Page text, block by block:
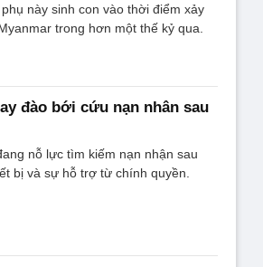
này sinh con vào thời điểm xảy
trong hơn một thế kỷ qua.
đào bới cứu nạn nhân sau
nỗ lực tìm kiếm nạn nhận sau
bị và sự hỗ trợ từ chính quyền.